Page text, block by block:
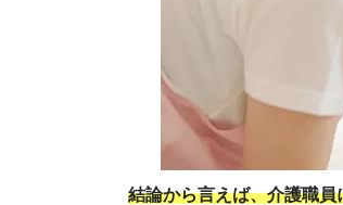
結論から言えば、介護職